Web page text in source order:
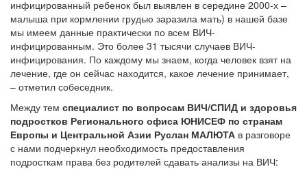
инфицированный ребенок был выявлен в середине 2000-х –
малыша при кормлении грудью заразила мать) в нашей базе
мы имеем данные практически по всем ВИЧ-
инфицированным. Это более 31 тысячи случаев ВИЧ-
инфицирования. По каждому мы знаем, когда человек взят на
лечение, где он сейчас находится, какое лечение принимает,
– отметил собеседник.
Между тем специалист по вопросам ВИЧ/СПИД и здоровья
подростков Регионального офиса ЮНИСЕФ по странам
Европы и Центральной Азии Руслан МАЛЮТА в разговоре
с нами подчеркнул необходимость предоставления
подросткам права без родителей сдавать анализы на ВИЧ: